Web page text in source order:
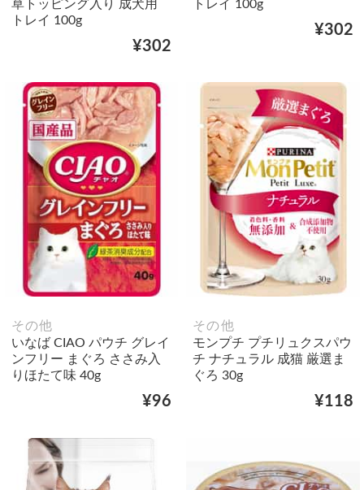
草トッピング入り 成犬用
トレイ 100g
¥302
トレイ 100g
¥302
その他
いなば CIAO パウチ グレイ
ンフリー まぐろ ささみ入
りほたて味 40g
¥96
その他
モンプチ プチリュクスパウ
チ ナチュラル 成猫 厳選ま
ぐろ 30g
¥118